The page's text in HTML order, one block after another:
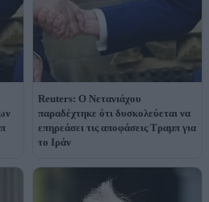
Reuters: Ο Νετανιάχου
παραδέχτηκε ότι δυσκολεύεται να
επηρεάσει τις αποφάσεις Τραμπ για
το Ιράν